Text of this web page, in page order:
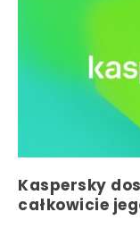
Kaspersky
całkowicie